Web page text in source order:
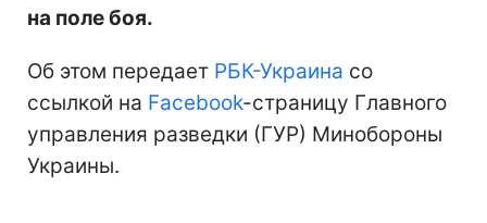
на поле боя.
Об этом передает РБК-Украина со
ссылкой на Facebook-страницу Главного
управления разведки (ГУР) Минобороны
Украины.